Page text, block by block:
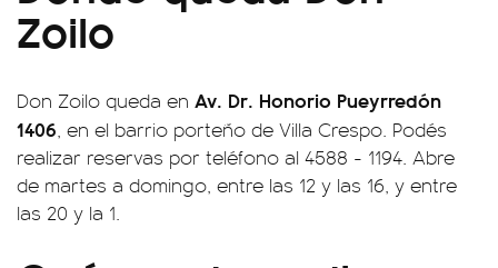
Zoilo
Don Zoilo queda en Av. Dr. Honorio Pueyrredón
1406, en el barrio porteño de Villa Crespo. Podés
realizar reservas por teléfono al 4588 - 1194. Abre
de martes a domingo, entre las 12 y las 16, y entre
las 20 y la 1.